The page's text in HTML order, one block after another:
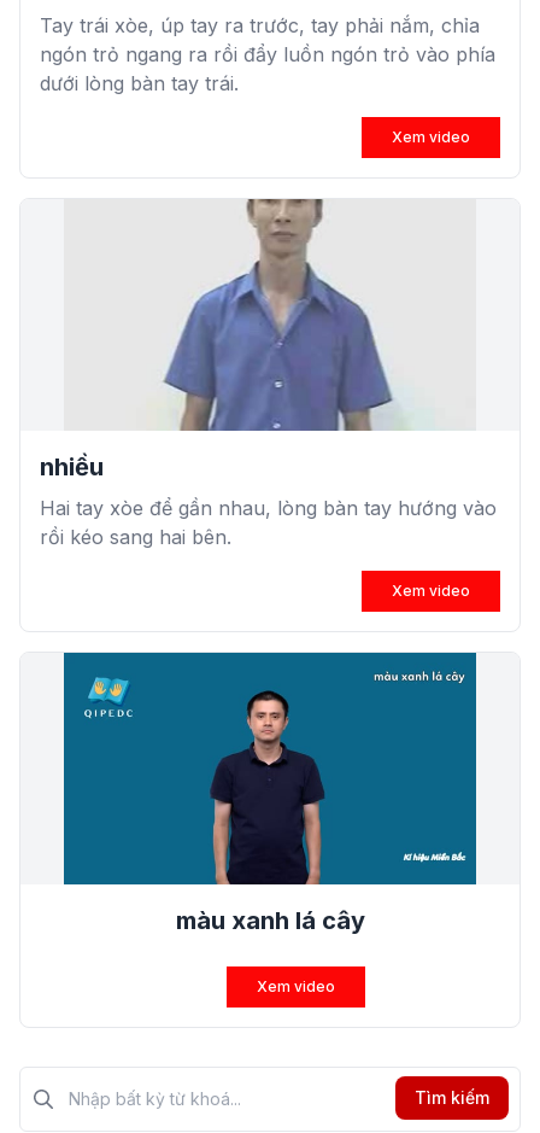
Tay trái xòe, úp tay ra trước, tay phải nắm, chỉa
ngón trỏ ngang ra rồi đẩy luồn ngón trỏ vào phía
dưới lòng bàn tay trái.
Xem video
nhiều
Hai tay xòe để gần nhau, lòng bàn tay hướng vào
rồi kéo sang hai bên.
Xem video
màu xanh lá cây
Xem video
Tìm kiếm?>
Tìm kiếm